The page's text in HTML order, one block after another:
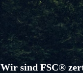
Wir sind FSC®